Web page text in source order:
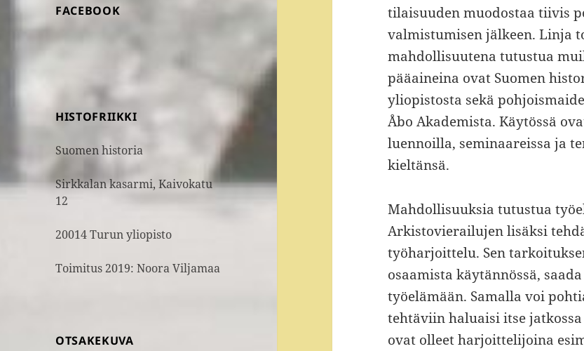
FACEBOOK
HISTOFRIIKKI
Suomen historia
Sirkkalan kasarmi, Kaivokatu
12
20014 Turun yliopisto
Toimitus 2019: Noora Viljamaa
OTSAKEKUVA
tilaisuuden muodostaa tiivis
valmistumisen jälkeen. Linja
mahdollisuutena tutustua
pääaineina ovat Suomen
yliopistosta sekä
Åbo Akademista. Käytössä
luennoilla, seminaareissa ja
kieltänsä.
Mahdollisuuksia tutustua
Arkistovierailujen lisäksi
työharjoittelu. Sen
osaamista käytännössä,
työelämään. Samalla voi
tehtäviin haluaisi itse
ovat olleet harjoittelijoina